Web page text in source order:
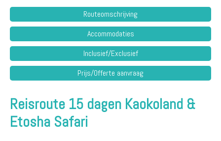
Routeomschrijving
Accommodaties
Inclusief/Exclusief
Prijs/Offerte aanvraag
Reisroute 15 dagen Kaokoland &
Etosha Safari